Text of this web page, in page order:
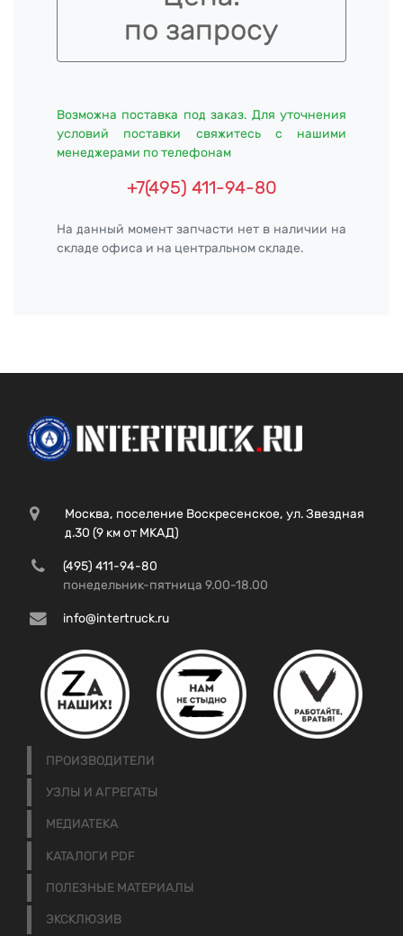
по запросу
Возможна поставка под заказ. Для уточнения
условий поставки свяжитесь с нашими
менеджерами по телефонам
+7(495) 411-94-80
На данный момент запчасти нет в наличии на
складе офиса и на центральном складе.
Москва, поселение Воскресенское, ул. Звездная
д.30 (9 км от МКАД)
(495) 411-94-80
понедельник-пятница 9.00-18.00
info@intertruck.ru
ПРОИЗВОДИТЕЛИ
УЗЛЫ И АГРЕГАТЫ
МЕДИАТЕКА
КАТАЛОГИ PDF
ПОЛЕЗНЫЕ МАТЕРИАЛЫ
ЭКСКЛЮЗИВ